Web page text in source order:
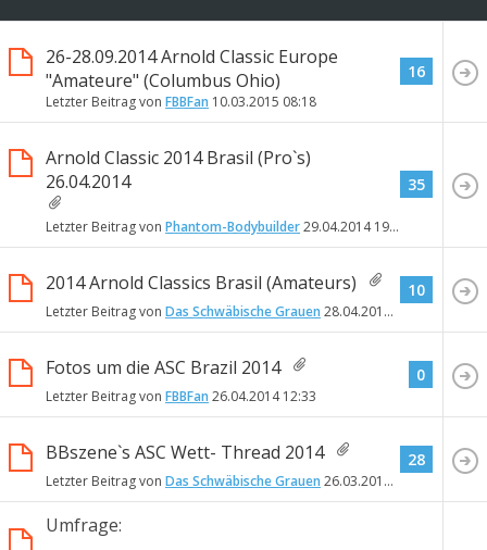
26-28.09.2014 Arnold Classic Europe
"Amateure" (Columbus Ohio)
Letzter Beitrag von FBBFan 10.03.2015 08:18
16
Arnold Classic 2014 Brasil (Pro`s)
26.04.2014
Letzter Beitrag von Phantom-Bodybuilder29.04.201419:08
35
2014 Arnold Classics Brasil (Amateurs)
Letzter Beitrag von Das Schwäbische Grauen 28.04.2014
10
Fotos um die ASC Brazil 2014
Letzter Beitrag von FBBFan 26.04.201412:33
0
BBszene`s ASC Wett- Thread 2014
Letzter Beitrag von Das Schwäbische Grauen 26.03.2014
28
Umfrage: